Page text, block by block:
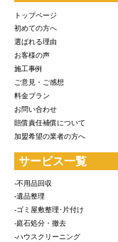
トップページ
初めての方へ
選ばれる理由
お客様の声
施工事例
ご意見・ご感想
料金プラン
お問い合わせ
賠償責任補償について
加盟希望の業者の方へ
サービス一覧
-不用品回収
-遺品整理
-ゴミ屋敷整理･片付け
-庭石処分・撤去
-ハウスクリーニング